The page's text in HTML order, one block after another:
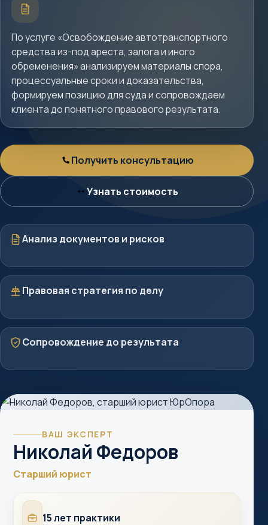
описание
услуги
По услуге «Освобождение автотранспортного
средства из-под ареста, залога и иного
обременения» анализируем материалы спора,
процессуальные сроки и доказательства,
формируем позицию для суда и сопровождаем
клиента до понятного правового результата.
Консультация
Получить консультацию
Стоимость
Узнать стоимость
Документы
Анализ документов и рисков
Стратегия
Правовая стратегия по делу
Защита
Сопровождение до результата
ВАШ ЭКСПЕРТ
Николай Федоров
Старший юрист
Опыт15 лет практики